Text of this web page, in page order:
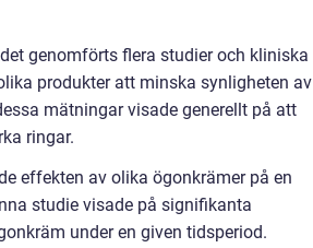
genomförts flera studier och kliniska
produkter att minska synligheten av
mätningar visade generellt på att
ringar.
effekten av olika ögonkrämer på en
studie visade på signifikanta
under en given tidsperiod.